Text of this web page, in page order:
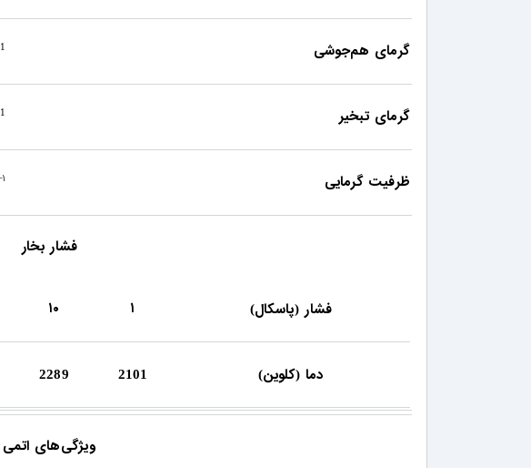
گرمای هم‌جوشی
گرمای تبخیر
ظرفیت گرمایی ۱
فشار بخار
فشار (پاسکال) ۱ ۱۰
دما (کلوین)
2101
2289
ویژگی‌های اتمی